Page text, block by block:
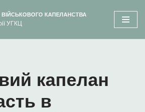
КАПЕЛАНСТВА
УГКЦ
капелан
в